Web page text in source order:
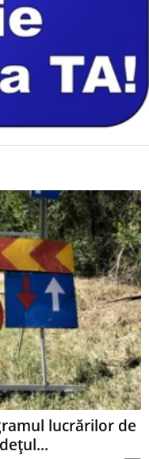
lucrărilor de